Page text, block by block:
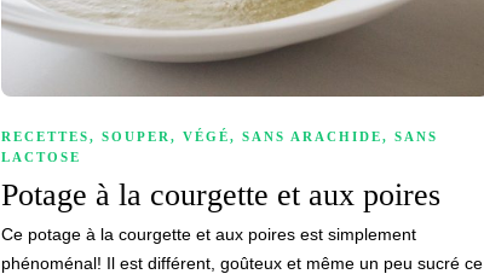
RECETTES, SOUPER , VÉGÉ, SANS ARACHIDE, SANS
LACTOSE
Potage à la courgette et aux poires
Ce potage à la courgette et aux poires est simplement
phénoménal! Il est différent, goûteux et même un peu sucré ce